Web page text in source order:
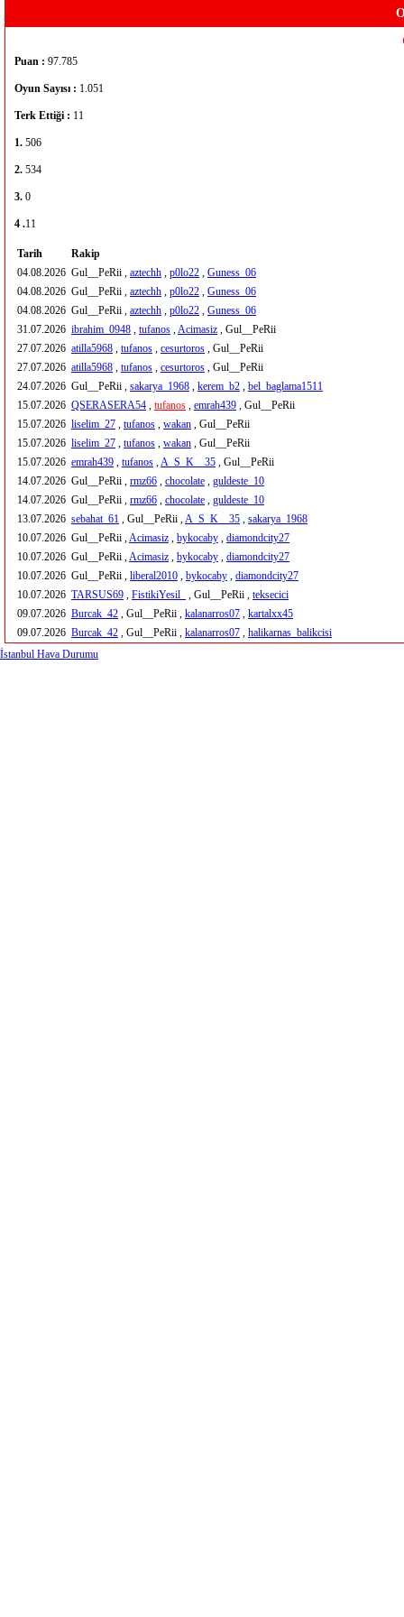
Puan : 97.785
Oyun Sayısı : 1.051
Terk Ettiği : 11
1. 506
2. 534
3. 0
4 .11
Tarih
Rakip
04.08.2026 Gul__PeRii , aztechh , p0lo22 , Guness_06
04.08.2026 Gul__PeRii , aztechh , p0lo22 , Guness_06
04.08.2026 Gul__PeRii , aztechh , p0lo22 , Guness_06
31.07.2026 ibrahim_0948 , tufanos ,Acimasiz , Gul__PeRii
27.07.2026 atilla5968 , tufanos , cesurtoros , Gul__PeRii
27.07.2026 atilla5968 , tufanos , cesurtoros , Gul__PeRii
24.07.2026 Gul__PeRii , sakarya_1968 , kerem_b2 , bel_baglama1511
15.07.2026 QSERASERA54 , tufanos , emrah439 , Gul__PeRii
15.07.2026 liselim_27 , tufanos , wakan , Gul__PeRii
15.07.2026 liselim_27 , tufanos , wakan , Gul__PeRii
15.07.2026 emrah439 , tufanos ,A_S_K__35 , Gul__PeRii
14.07.2026 Gul__PeRii , rmz66 , chocolate , guldeste_10
14.07.2026 Gul__PeRii , rmz66 , chocolate , guldeste_10
13.07.2026 sebahat_61 , Gul__PeRii ,A_S_K__35 , sakarya_1968
10.07.2026 Gul__PeRii ,Acimasiz , bykocaby , diamondcity27
10.07.2026 Gul__PeRii ,Acimasiz , bykocaby , diamondcity27
10.07.2026 Gul__PeRii , liberal2010 , bykocaby , diamondcity27
10.07.2026 TARSUS69 , FistikiYesil_ , Gul__PeRii , teksecici
09.07.2026 Burcak_42 , Gul__PeRii , kalanarros07 , kartalxx45
09.07.2026 Burcak_42 , Gul__PeRii , kalanarros07 , halikarnas_balikcisi
İstanbul Hava Durumu